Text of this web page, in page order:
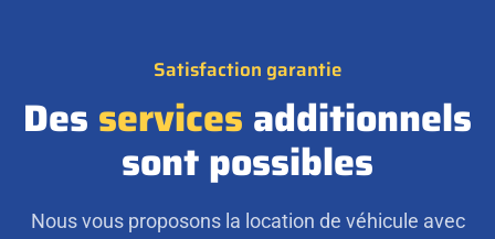
Satisfaction garantie
Des services additionnels
sont possibles
Nous vous proposons la location de véhicule avec